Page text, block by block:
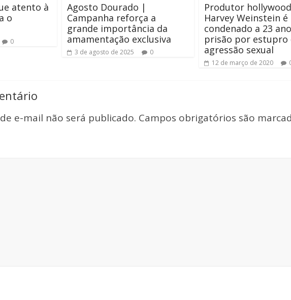
atento à
o
0
Agosto Dourado |
Campanha reforça a
grande importância da
amamentação exclusiva
3 de agosto de 2025 0
Produtor
Harvey Weinstein é
condenado a 23
prisão por estupro
agressão sexual
12 de março de 2020
e-mail não será publicado. Campos obrigatórios são